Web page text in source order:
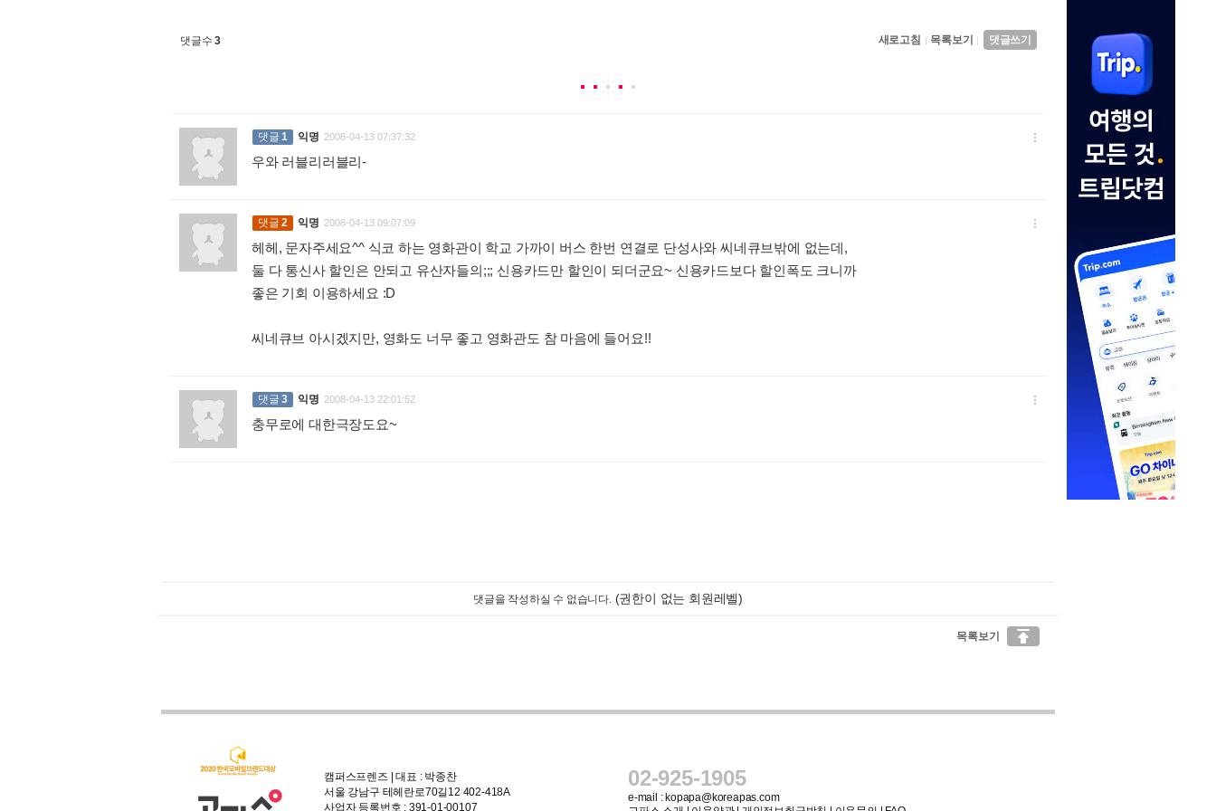
댓글수3 새로고침 | 목록보기 | 댓글쓰기
댓글1 익명 2008-04-13 07:37:32
우와 러블리러블리-

댓글2 익명 2008-04-13 09:07:09
헤헤, 문자주세요^^ 식코 하는 영화관이 학교 가까이 버스 한번 연결로 단성사와 씨네큐브밖에 없는데,
둘 다 통신사 할인은 안되고 유산자들의;;; 신용카드만 할인이 되더군요~ 신용카드보다 할인폭도 크니까
좋은 기회 이용하세요 :D
씨네큐브 아시겠지만, 영화도 너무 좋고 영화관도 참 마음에 들어요!!

댓글3 익명 2008-04-13 22:01:52
충무로에 대한극장도요~

댓글을 작성하실 수 없습니다. (권한이 없는 회원레벨)
목록보기 
캠퍼스프렌즈 | 대표 : 박종찬
서울 강남구 테헤란로70길12 402-418A
사업자 등록번호 : 391-01-00107
02-925-1905
e-mail : kopapa@koreapas.com